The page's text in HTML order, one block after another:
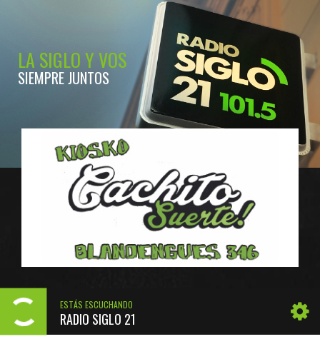
LA SIGLO Y VOS
SIEMPRE JUNTOS
ESTÁS ESCUCHANDO
RADIO SIGLO 21